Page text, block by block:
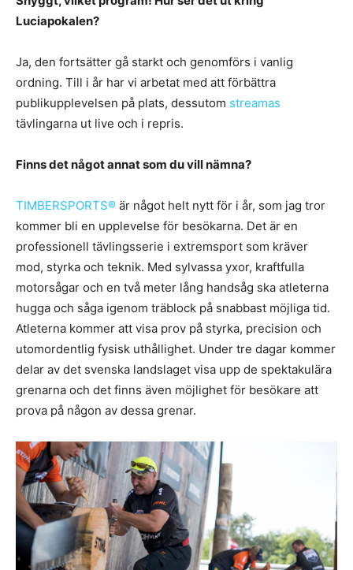
Luciapokalen?
Ja, den fortsätter gå starkt och genomförs i vanlig
ordning. Till i år har vi arbetat med att förbättra
publikupplevelsen på plats, dessutom streamas
tävlingarna ut live och i repris.
Finns det något annat som du vill nämna?
TIMBERSPORTS® är något helt nytt för i år, som jag tror
kommer bli en upplevelse för besökarna. Det är en
professionell tävlingsserie i extremsport som kräver
mod, styrka och teknik. Med sylvassa yxor, kraftfulla
motorsågar och en två meter lång handsåg ska atleterna
hugga och såga igenom träblock på snabbast möjliga tid.
Atleterna kommer att visa prov på styrka, precision och
utomordentlig fysisk uthållighet. Under tre dagar kommer
delar av det svenska landslaget visa upp de spektakulära
grenarna och det finns även möjlighet för besökare att
prova på någon av dessa grenar.